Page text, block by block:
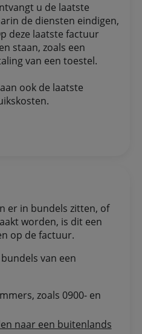
u de laatste
de diensten eindigen,
deze laatste factuur
staan, zoals een
van een toestel.
ook de laatste
er in bundels zitten, of
worden, is dit een
op de factuur.
van een
zoals 0900- en
naar een buitenlands